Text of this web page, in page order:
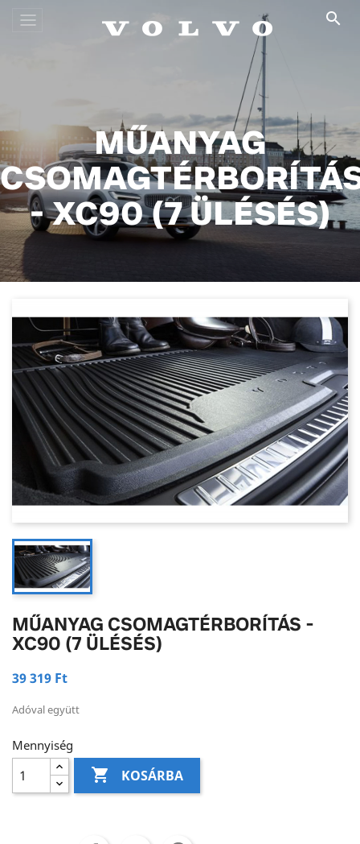

MŰANYAG
- XC90 (7 ÜLÉSÉS)
MŰANYAG CSOMAGTÉRBORÍTÁS -
XC90 (7 ÜLÉSÉS)
39 319 Ft
Adóval együtt
Mennyiség
 KOSÁRBA